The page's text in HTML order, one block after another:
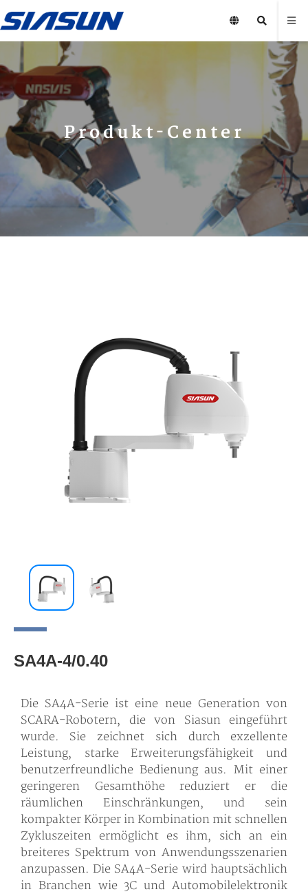
Produkt-Center
SA4A-4/0.40
Die SA4A-Serie ist eine neue Generation von
SCARA-Robotern, die von Siasun eingeführt
wurde. Sie zeichnet sich durch exzellente
Leistung, starke Erweiterungsfähigkeit und
benutzerfreundliche Bedienung aus. Mit einer
geringeren Gesamthöhe reduziert er die
räumlichen Einschränkungen, und sein
kompakter Körper in Kombination mit schnellen
Zykluszeiten ermöglicht es ihm, sich an ein
breiteres Spektrum von Anwendungsszenarien
anzupassen. Die SA4A-Serie wird hauptsächlich
in Branchen wie 3C und Automobilelektronik